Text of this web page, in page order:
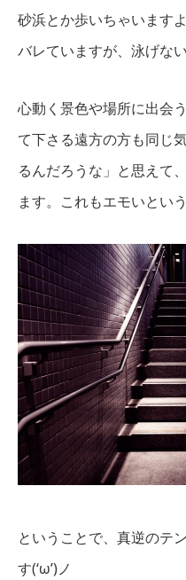
砂浜とか歩いちゃいます
バレていますが、泳げな
心動く景色や場所に出会
て下さる遠方の方も同じ
るんだろうな」と思えて
ます。これもエモいとい
ということで、真逆のテ
す(‘ω’)ノ